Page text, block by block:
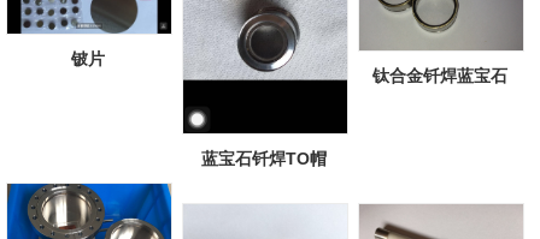
铍片
蓝宝石钎焊TO帽
钛合金钎焊蓝宝石